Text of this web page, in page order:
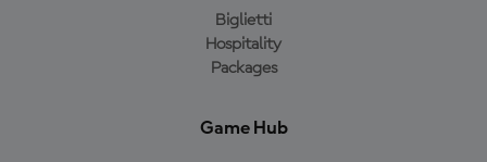
Biglietti
Hospitality
Packages
Game Hub